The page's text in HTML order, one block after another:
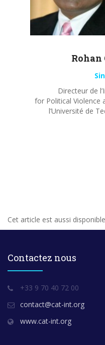
Rohan
Directeur de
for Political Violence
l’Université de
Cet article est aussi
Contactez nous
+33 9 70 40 72 00
contact@cat-int.org
www.cat-int.org